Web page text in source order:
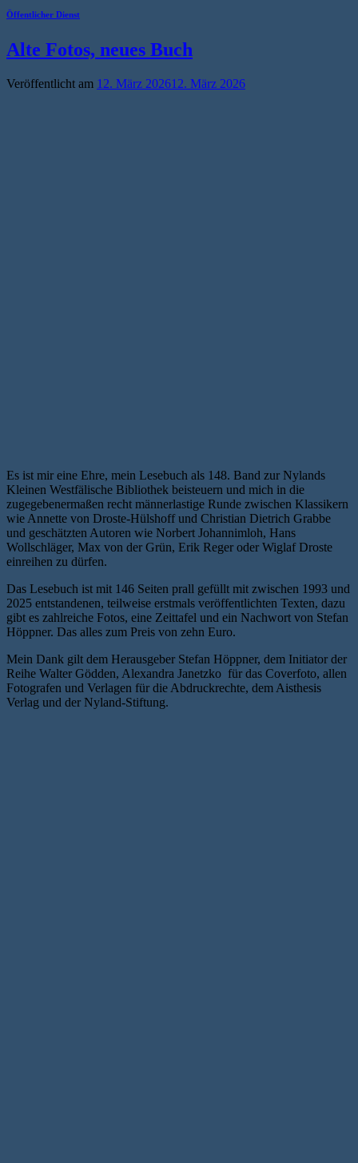
Öffentlicher Dienst
Alte Fotos, neues Buch
Veröffentlicht am 12. März 202612. März 2026
Es ist mir eine Ehre, mein Lesebuch als 148. Band zur Nylands
Kleinen Westfälische Bibliothek beisteuern und mich in die
zugegebenermaßen recht männerlastige Runde zwischen Klassikern
wie Annette von Droste-Hülshoff und Christian Dietrich Grabbe
und geschätzten Autoren wie Norbert Johannimloh, Hans
Wollschläger, Max von der Grün, Erik Reger oder Wiglaf Droste
einreihen zu dürfen.
Das Lesebuch ist mit 146 Seiten prall gefüllt mit zwischen 1993 und
2025 entstandenen, teilweise erstmals veröffentlichten Texten, dazu
gibt es zahlreiche Fotos, eine Zeittafel und ein Nachwort von Stefan
Höppner. Das alles zum Preis von zehn Euro.
Mein Dank gilt dem Herausgeber Stefan Höppner, dem Initiator der
Reihe Walter Gödden, Alexandra Janetzko für das Coverfoto, allen
Fotografen und Verlagen für die Abdruckrechte, dem Aisthesis
Verlag und der Nyland-Stiftung.